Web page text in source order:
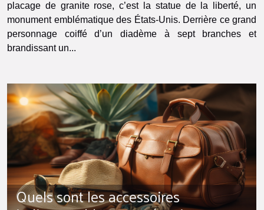
placage de granite rose, c’est la statue de la liberté, un
monument emblématique des États-Unis. Derrière ce grand
personnage coiffé d’un diadème à sept branches et
brandissant un...
Quels sont les accessoires